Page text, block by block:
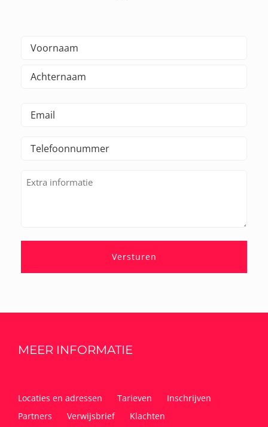
Naam
Voornaam
(Vereist)
Telefoonnummer
Extra
MEER INFORMATIE
Locaties en adressen Tarieven
Inschrijven
Partners
Verwijsbrief
Klachten